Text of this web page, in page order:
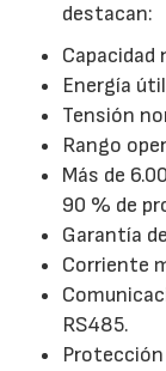
destacan:
Capacidad
Energía
Tensión
Rango
Más de
90 % de
Garantía
Corriente
RS485.